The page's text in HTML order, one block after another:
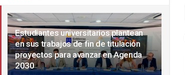
Estudiantes universitarios plantean
en sus trabajos de fin de titulación
proyectos para avanzar en Agenda
2030